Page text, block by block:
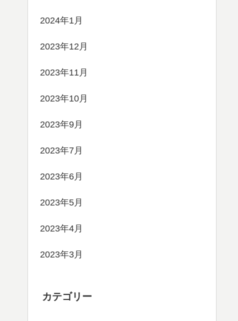
2024年1月
2023年12月
2023年11月
2023年10月
2023年9月
2023年7月
2023年6月
2023年5月
2023年4月
2023年3月
カテゴリー